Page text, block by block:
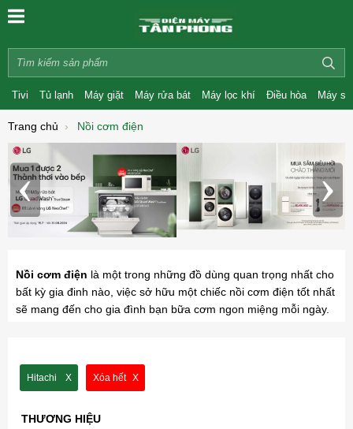
Tivi Tủ lạnh Máy giặt Máy rửa bát Máy lọc khí Điều hòa Máy
Trang chủ Nồi cơm điện
‹ ›
Nồi cơm điện là một trong những đồ dùng quan trọng nhất cho
bất kỳ gia đinh nào, việc sở hữu một chiếc nồi cơm điện tốt nhất
sẽ mang đến cho gia đình bạn bữa cơm ngon miệng mỗi ngày.
Nếu bạn đang phân vân giữa các thương hiệu nồi khác nhau và
ngon hơn cho những bữa ăn trong gia đình thì tham khảo
Hitachi Xóa hết
THƯƠNG HIỆU